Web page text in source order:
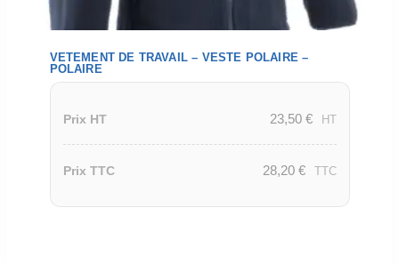
VETEMENT DE TRAVAIL – VESTE POLAIRE –
POLAIRE
Prix HT 23,50 € HT
Prix TTC 28,20 € TTC